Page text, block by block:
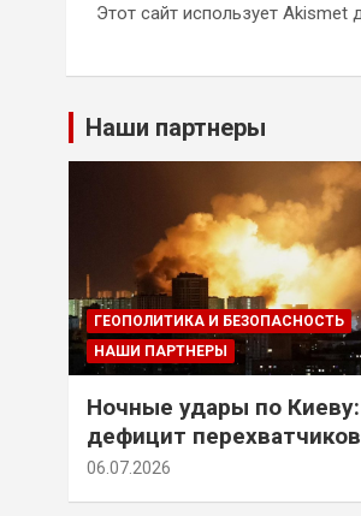
Этот сайт использует
Наши партнеры
ГЕОПОЛИТИКА И БЕЗОПАСНОСТЬ
НАШИ ПАРТНЕРЫ
Ночные удары по Киеву:
дефицит перехватчиков
Patriot и оборонительные
06.07.2026